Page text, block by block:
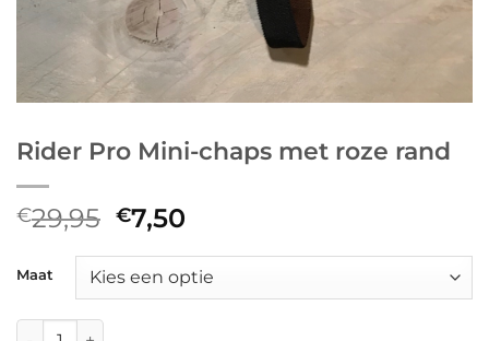
Rider Pro Mini-chaps met roze rand
€29,95 Oorspronkelijke
prijs
was:
€29,95.
€7,50
is:
€7,50.
Maat
Rider Pro Mini-chaps met roze rand aantal